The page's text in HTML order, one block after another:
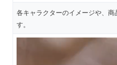
各キャラクターのイメージや、
す。